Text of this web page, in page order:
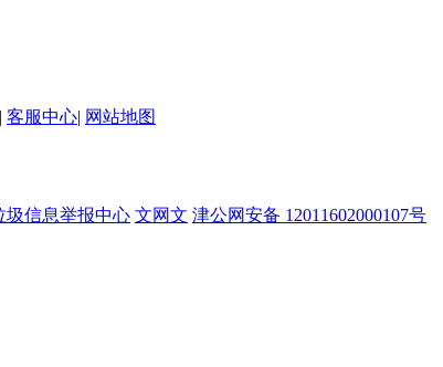
| 客服中心| 网站地图
圾信息举报中心 文网文 津公网安备 12011602000107号